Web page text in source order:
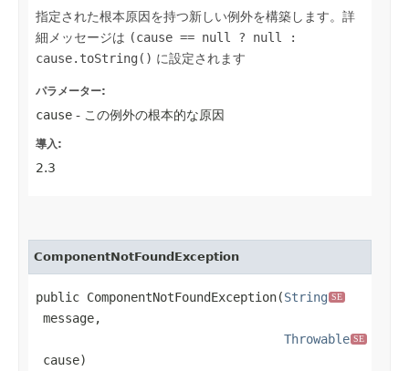
指定された根本原因を持つ新しい例外を構築します。詳
細メッセージは (cause == null ? null :
cause.toString() に設定されます
パラメーター:
cause - この例外の根本的な原因
導入:
2.3
ComponentNotFoundException
public ComponentNotFoundException​(String SE
message,
Throwable SE
cause)